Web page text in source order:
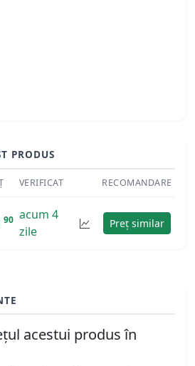
PRODUS
VERIFICAT RECOMANDARE
90 acum 4
zile
Preț similar
acestui produs în